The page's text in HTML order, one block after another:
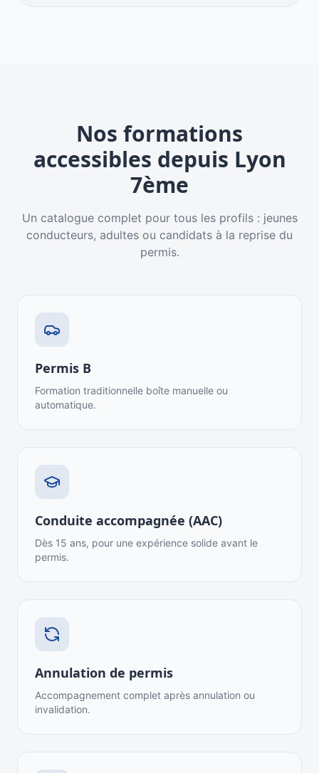
Nos formations
accessibles depuis Lyon
7ème
Un catalogue complet pour tous les profils : jeunes
conducteurs, adultes ou candidats à la reprise du
permis.
Permis B
Formation traditionnelle boîte manuelle ou
automatique.
Conduite accompagnée (AAC)
Dès 15 ans, pour une expérience solide avant le
permis.
Annulation de permis
Accompagnement complet après annulation ou
invalidation.